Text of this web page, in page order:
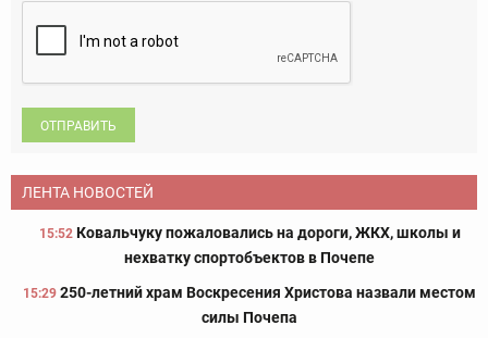
ОТПРАВИТЬ
ЛЕНТА НОВОСТЕЙ
15:52 Ковальчуку пожаловались на дороги, ЖКХ, школы и
нехватку спортобъектов в Почепе
15:29 250-летний храм Воскресения Христова назвали местом
силы Почепа